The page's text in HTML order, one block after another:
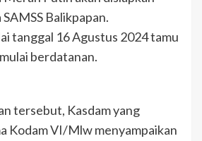
Balikpapan.
tanggal 16 Agustus 2024 tamu
berdatanan.
tersebut, Kasdam yang
Kodam VI/Mlw menyampaikan